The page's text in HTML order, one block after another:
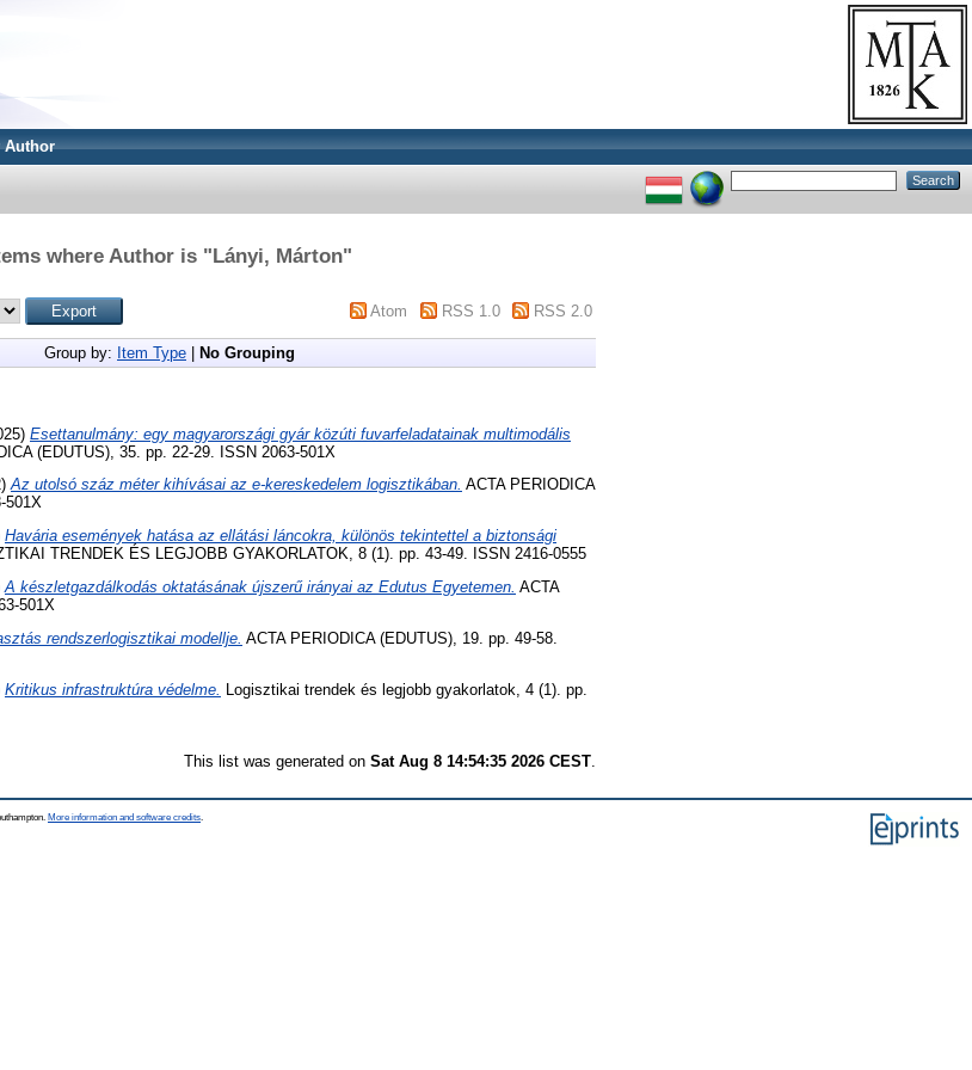
Author
where Author is "Lányi, Márton"
Atom RSS 1.0 RSS 2.0
Group by: Item Type No Grouping
Esettanulmány: egy magyarországi gyár közúti fuvarfeladatainak multimodális
(EDUTUS), 35. pp. 22-29. ISSN 2063-501X
Az utolsó száz méter kihívásai az e-kereskedelem logisztikában. ACTA PERIODICA
501X
Havária események hatása az ellátási láncokra, különös tekintettel a biztonsági
TRENDEK ÉS LEGJOBB GYAKORLATOK, 8 (1). pp. 43-49. ISSN 2416-0555
A készletgazdálkodás oktatásának újszerű irányai az Edutus Egyetemen. ACTA
501X
rendszerlogisztikai modellje. ACTA PERIODICA (EDUTUS), 19. pp. 49-58.
Kritikus infrastruktúra védelme. Logisztikai trendek és legjobb gyakorlatok, 4 (1). pp.
This list was generated on Sat Aug 8 14:54:35 2026 CEST
More information and software credits